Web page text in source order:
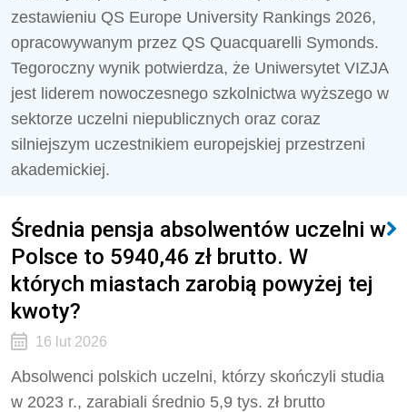
zestawieniu QS Europe University Rankings 2026,
opracowywanym przez QS Quacquarelli Symonds.
Tegoroczny wynik potwierdza, że Uniwersytet VIZJA
jest liderem nowoczesnego szkolnictwa wyższego w
sektorze uczelni niepublicznych oraz coraz
silniejszym uczestnikiem europejskiej przestrzeni
akademickiej.
Średnia pensja absolwentów uczelni w
Polsce to 5940,46 zł brutto. W
których miastach zarobią powyżej tej
kwoty?
16 lut 2026
Absolwenci polskich uczelni, którzy skończyli studia
w 2023 r., zarabiali średnio 5,9 tys. zł brutto